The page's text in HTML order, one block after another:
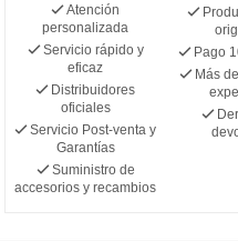
Atención
personalizada
Servicio rápido y
eficaz
Distribuidores
oficiales
Servicio Post-venta y
Garantías
Suministro de
accesorios y recambios
Pago
Más